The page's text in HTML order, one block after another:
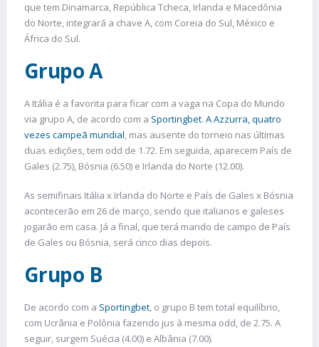
que tem Dinamarca, República Tcheca, Irlanda e Macedônia
do Norte, integrará a chave A, com Coreia do Sul, México e
África do Sul.
Grupo A
A Itália é a favorita para ficar com a vaga na Copa do Mundo
via grupo A, de acordo com a Sportingbet. A Azzurra, quatro
vezes campeã mundial, mas ausente do torneio nas últimas
duas edições, tem odd de 1.72. Em seguida, aparecem País de
Gales (2.75), Bósnia (6.50) e Irlanda do Norte (12.00).
As semifinais Itália x Irlanda do Norte e País de Gales x Bósnia
acontecerão em 26 de março, sendo que italianos e galeses
jogarão em casa. Já a final, que terá mando de campo de País
de Gales ou Bósnia, será cinco dias depois.
Grupo B
De acordo com a Sportingbet, o grupo B tem total equilíbrio,
com Ucrânia e Polônia fazendo jus à mesma odd, de 2.75. A
seguir, surgem Suécia (4.00) e Albânia (7.00).